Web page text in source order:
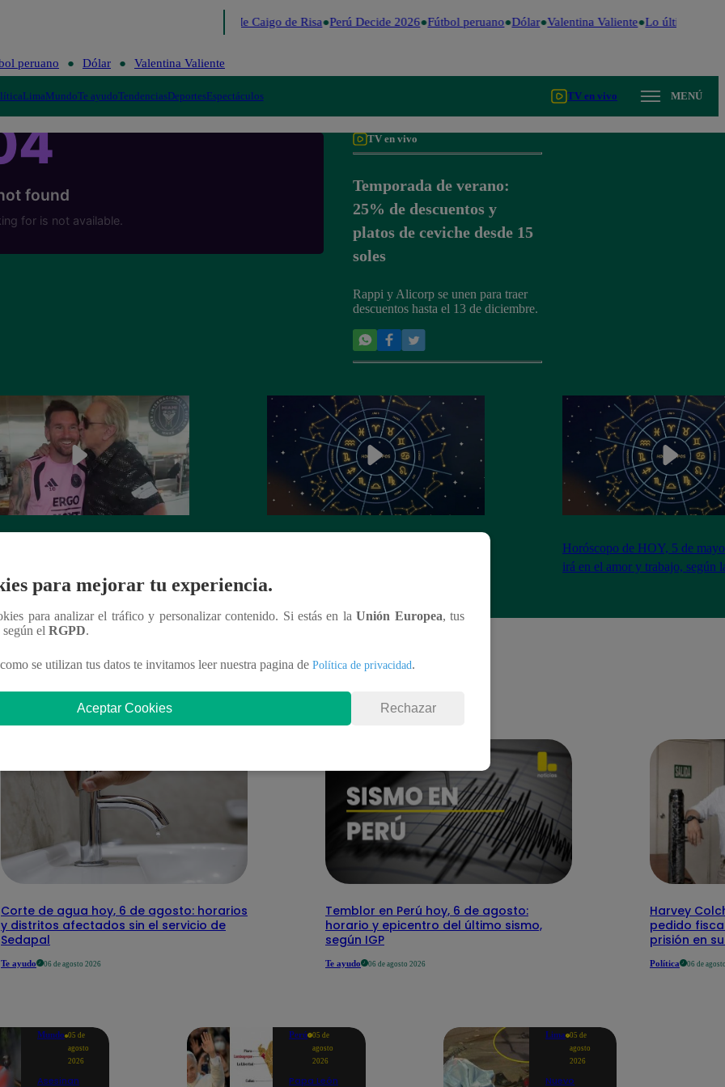
Me Caigo de Risa Perú Decide 2026 Fútbol peruano Dólar Valentina Valiente Lo último
peruano Dólar Valentina Valiente
LimaMundoTe ayudoTendenciasDeportesEspectáculos TV en vivo MENÚ
TV en vivo
Temporada de verano:
25% de descuentos y
platos de ceviche desde 15
soles
Rappi y Alicorp se unen para traer
descuentos hasta el 13 de diciembre.
Horóscopo de HOY, 5 de
irá en el amor y trabajo, según
Corte de agua hoy, 6 de agosto: horarios
y distritos afectados sin el servicio de
Sedapal
Te ayudo 06 de agosto 2026
Temblor en Perú hoy, 6 de agosto:
horario y epicentro del último sismo,
según IGP
Te ayudo 06 de agosto 2026
Harvey
pedido
prisión en
Política 06 de
Mundo 05 de
agosto
2026
Asesinan
Perú 05 de
agosto
2026
Papa León
Lima 05 de
agosto
2026
Nuevo
para mejorar tu experiencia.
para analizar el tráfico y personalizar contenido. Si estás en laUnión Europea, tus
según el RGPD.
se utilizan tus datos te invitamos leer nuestra pagina de Política de privacidad.
Aceptar Cookies Rechazar